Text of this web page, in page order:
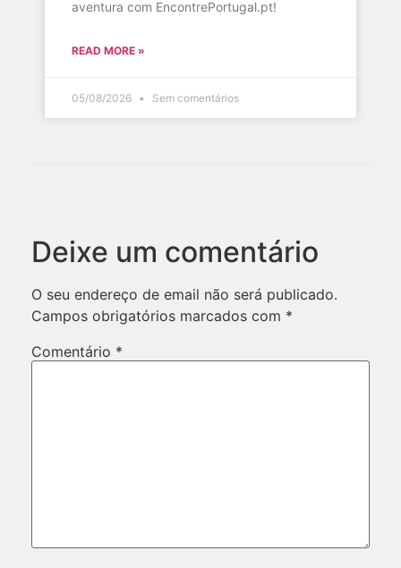
aventura com EncontrePortugal.pt!
READ MORE »
05/08/2026 Sem comentários
Deixe um comentário
O seu endereço de email não será publicado.
Campos obrigatórios marcados com *
Comentário *